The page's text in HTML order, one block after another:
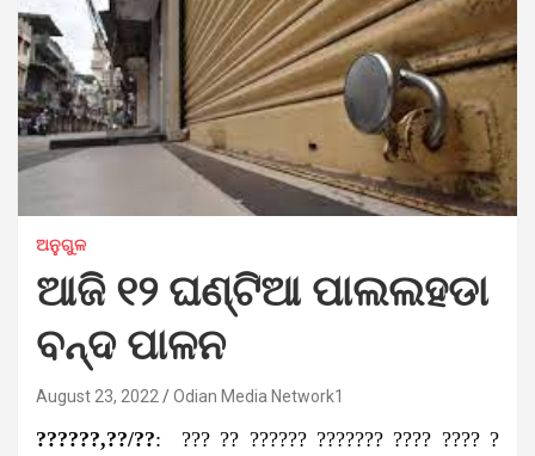
ଅନୁଗୁଳ
ଆଜି ୧୨ ଘଣ୍ଟିଆ ପାଲଲହଡା
ବନ୍ଦ ପାଳନ
August 23, 2022 Odian Media Network1
??????,??/??: ??? ?? ?????? ??????? ???? ???? ?